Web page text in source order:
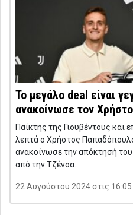
Το μεγάλο deal είναι
ανακοίνωσε τον
Παίκτης της Γιουβέντους και
λεπτά ο Χρήστος
ανακοίνωσε την απόκτησή
από την Τζένοα.
22 Αυγούστου 2024 στις 16:05